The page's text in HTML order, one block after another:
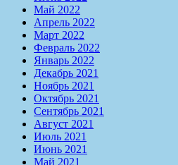
Май 2022
Апрель 2022
Март 2022
Февраль 2022
Январь 2022
Декабрь 2021
Ноябрь 2021
Октябрь 2021
Сентябрь 2021
Август 2021
Июль 2021
Июнь 2021
Май 2021